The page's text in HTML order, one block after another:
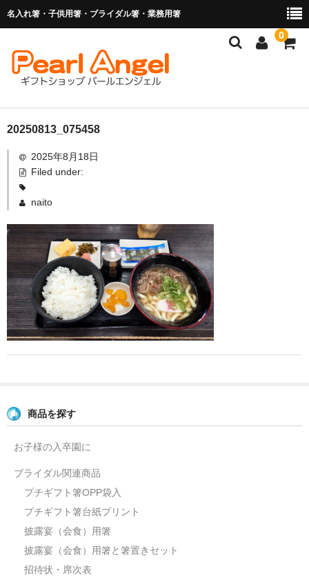
名入れ箸・子供用箸・ブライダル箸・業務用箸
0
商品を探す
お子様の入卒園に
業務用箸（食洗機対応）
マイ箸・箸袋
ご利用ガイド
よくあるご質問
20250813_075458
2025年8月18日
Filed under:
naito
商品を探す
お子様の入卒園に
ブライダル関連商品
プチギフト箸OPP袋入
プチギフト箸台紙プリント
披露宴（会食）用箸
披露宴（会食）用箸と箸置きセット
招待状・席次表